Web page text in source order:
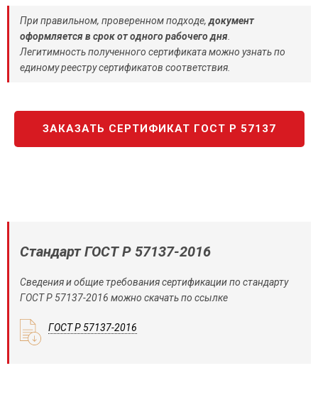
При правильном, проверенном подходе,документ
оформляется в срок от одного рабочего дня.
Легитимность полученного сертификата можно узнать по
единому реестру сертификатов соответствия.
ЗАКАЗАТЬ СЕРТИФИКАТ ГОСТ Р 57137
Стандарт ГОСТ Р 57137-2016
Сведения и общие требования сертификации по стандарту
ГОСТ Р 57137-2016 можно скачать по ссылке
ГОСТ Р 57137-2016